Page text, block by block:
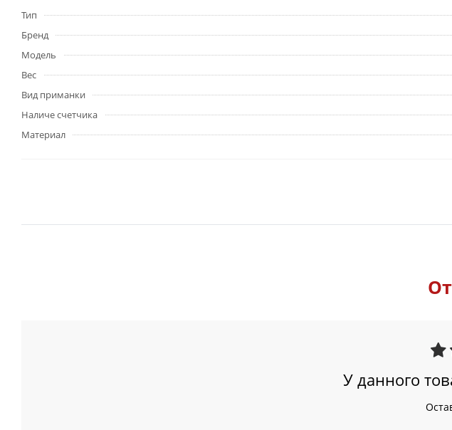
Тип
Бренд
Модель
Вес
Вид приманки
Наличе счетчика
Материал
У данного